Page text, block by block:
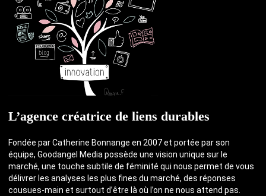
L’agence créatrice de liens durables
Fondée par Catherine Bonnange en 2007 et portée par son
équipe, Goodangel Media possède une vision unique sur le
marché, une touche subtile de féminité qui nous permet de vous
délivrer les analyses les plus fines du marché, des réponses
cousues-main et surtout d’être là où l’on ne nous attend pas.